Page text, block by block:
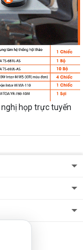
họp trực tuyến